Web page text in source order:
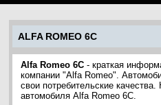
ALFA ROMEO 6C
Alfa Romeo 6C - краткая
компании "Alfa Romeo".
свои потребительские
автомобиля Alfa Romeo 6C.